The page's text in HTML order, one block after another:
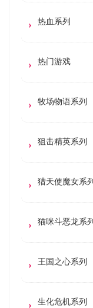
热血系列
热门游戏
牧场物语系列
狙击精英系列
猎天使魔女系
猫咪斗恶龙系
王国之心系列
生化危机系列